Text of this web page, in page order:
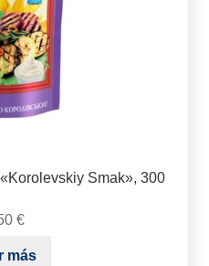
Smak», 300
€
más